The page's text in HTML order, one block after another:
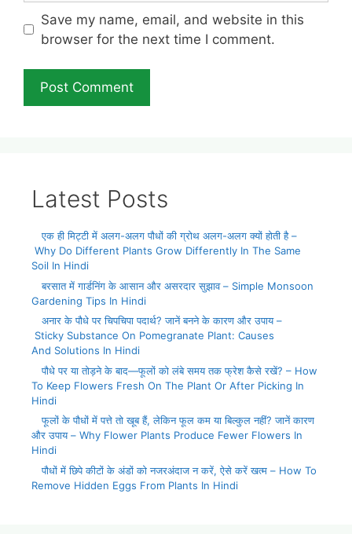
Save my name, email, and website in this
browser for the next time I comment.
Latest Posts
एक ही मिट्टी में अलग-अलग पौधों की ग्रोथ अलग-अलग क्यों होती है –
Why Do Different Plants Grow Differently In The Same
Soil In Hindi
बरसात में गार्डनिंग के आसान और असरदार सुझाव – Simple Monsoon
Gardening Tips In Hindi
अनार के पौधे पर चिपचिपा पदार्थ? जानें बनने के कारण और उपाय –
Sticky Substance On Pomegranate Plant: Causes
And Solutions In Hindi
पौधे पर या तोड़ने के बाद—फूलों को लंबे समय तक फ्रेश कैसे रखें? – How
To Keep Flowers Fresh On The Plant Or After Picking In
Hindi
फूलों के पौधों में पत्ते तो खूब हैं, लेकिन फूल कम या बिल्कुल नहीं? जानें कारण
और उपाय – Why Flower Plants Produce Fewer Flowers In
Hindi
पौधों में छिपे कीटों के अंडों को नजरअंदाज न करें, ऐसे करें खत्म – How To
Remove Hidden Eggs From Plants In Hindi